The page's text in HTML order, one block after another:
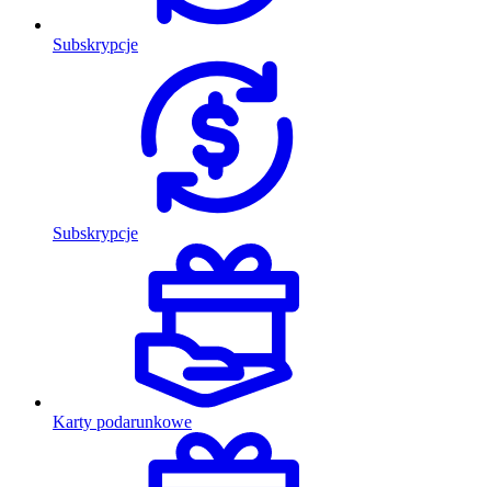
Subskrypcje
Subskrypcje
Karty podarunkowe